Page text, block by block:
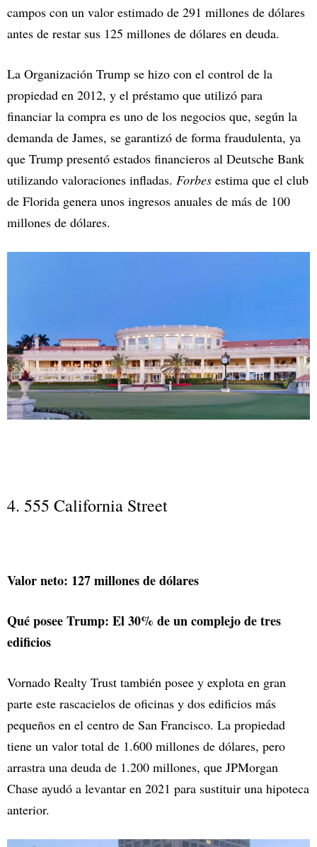
campos con un valor estimado de 291 millones de dólares
antes de restar sus 125 millones de dólares en deuda.
La Organización Trump se hizo con el control de la
propiedad en 2012, y el préstamo que utilizó para
financiar la compra es uno de los negocios que, según la
demanda de James, se garantizó de forma fraudulenta, ya
que Trump presentó estados financieros al Deutsche Bank
utilizando valoraciones infladas. Forbes estima que el club
de Florida genera unos ingresos anuales de más de 100
millones de dólares.
4. 555 California Street
Valor neto: 127 millones de dólares
Qué posee Trump: El 30% de un complejo de tres
edificios
Vornado Realty Trust también posee y explota en gran
parte este rascacielos de oficinas y dos edificios más
pequeños en el centro de San Francisco. La propiedad
tiene un valor total de 1.600 millones de dólares, pero
arrastra una deuda de 1.200 millones, que JPMorgan
Chase ayudó a levantar en 2021 para sustituir una hipoteca
anterior.